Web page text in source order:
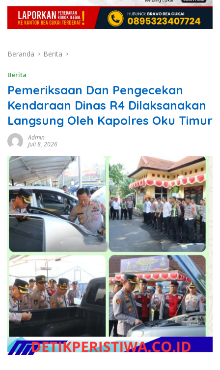
Beranda Berita
Berita
Pemeriksaan Dan Pengecekan
Kendaraan Dinas R4 Dilaksanakan
Langsung Oleh Kapolres Oku Timur
Admin
Juli 8, 2026